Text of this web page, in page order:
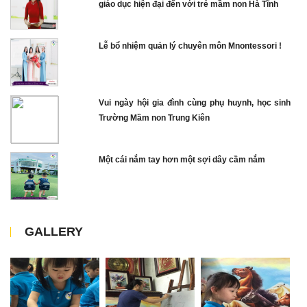
giáo dục hiện đại đến với trẻ mầm non Hà Tĩnh
Lễ bổ nhiệm quản lý chuyên môn Mnontessori !
Vui ngày hội gia đình cùng phụ huynh, học sinh
Trường Mầm non Trung Kiên
Một cái nắm tay hơn một sợi dây cầm nắm
GALLERY